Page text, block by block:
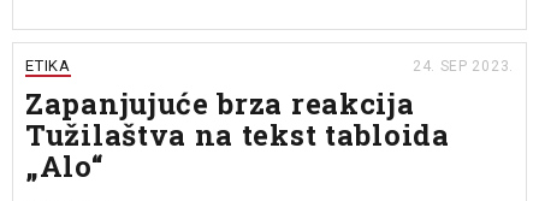
ETIKA 24. SEP 2023.
Zapanjujuće brza reakcija
Tužilaštva na tekst tabloida
„Alo“